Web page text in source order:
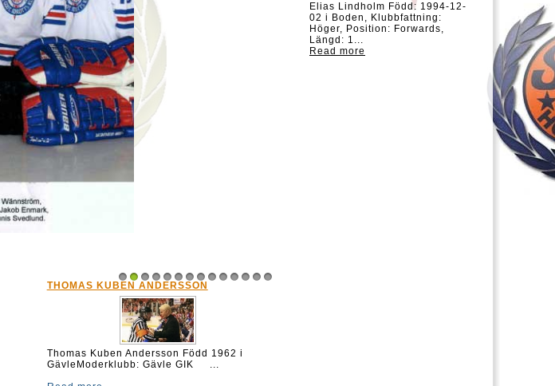
1 2 3 4 5 6 7 8 9
THOMAS KUBEN ANDERSSON
Thomas Kuben Andersson Född 1962 i
GävleModerklubb: Gävle GIK ...
Elias Lindholm Född: 1994-12-
02 i Boden, Klubbfattning:
Höger, Position: Forwards,
Längd: 1...
Read more